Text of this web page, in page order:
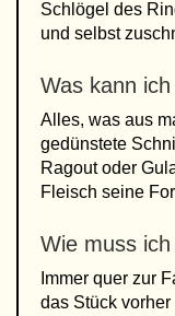
Schlögel des
und selbst
Was kann
Alles, was aus
gedünstete
Ragout oder
Fleisch seine
Wie muss
Immer quer zur
das Stück